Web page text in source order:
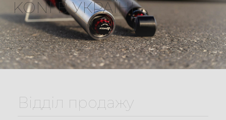
KONI В УКРАЇНІ
Відділ продажу